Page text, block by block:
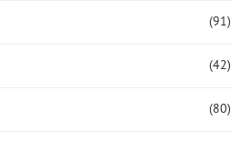
(91)
(42)
(80)